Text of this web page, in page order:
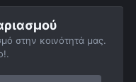
στην κοινότητά μας.